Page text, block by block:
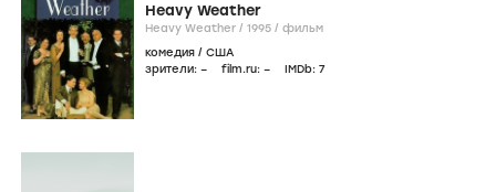
Heavy Weather
Heavy Weather / 1995 / фильм
комедия / США
зрители: – film.ru: – IMDb: 7